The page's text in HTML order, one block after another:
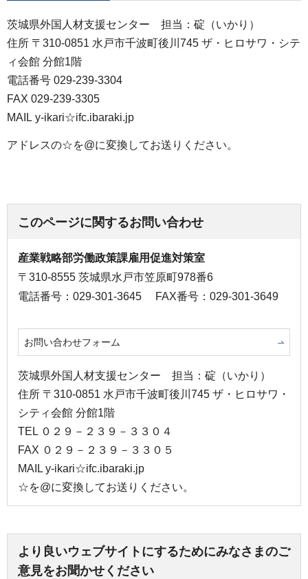
茨城県外国人材支援センター 担当：碇（いかり）
住所 〒310-0851 水戸市千波町後川745 ザ・ヒロサワ・シテ
ィ会館 分館1階
電話番号 029-239-3304
FAX 029-239-3305
MAIL y-ikari☆ifc.ibaraki.jp
アドレスの☆を@に変換してお送りください。
このページに関するお問い合わせ
産業戦略部労働政策課雇用促進対策室
〒310-8555 茨城県水戸市笠原町978番6
電話番号：029-301-3645
FAX番号：029-301-3649
お問い合わせフォーム
茨城県外国人材支援センター 担当：碇（いかり）
住所 〒310-0851 水戸市千波町後川745 ザ・ヒロサワ・
シティ会館 分館1階
TEL ０２９－２３９－３３０４
FAX ０２９－２３９－３３０５
MAIL y-ikari☆ifc.ibaraki.jp
☆を@に変換してお送りください。
より良いウェブサイトにするためにみなさまのご
意見をお聞かせください